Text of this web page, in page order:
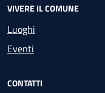
VIVERE IL COMUNE
Luoghi
Eventi
CONTATTI